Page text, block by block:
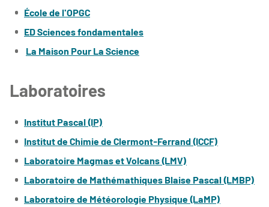
École de l'OPGC
ED Sciences fondamentales
La Maison Pour La Science
Laboratoires
Institut Pascal (IP)
Institut de Chimie de Clermont-Ferrand (ICCF)
Laboratoire Magmas et Volcans (LMV)
Laboratoire de Mathémathiques Blaise Pascal (LMBP)
Laboratoire de Météorologie Physique (LaMP)